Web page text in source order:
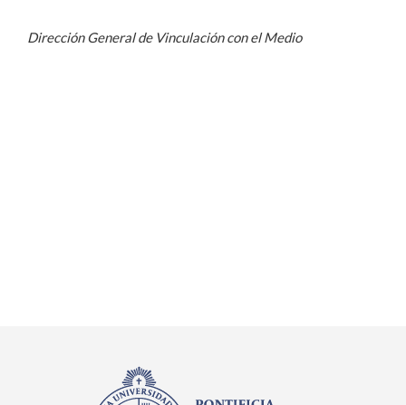
Dirección General de Vinculación con el Medio